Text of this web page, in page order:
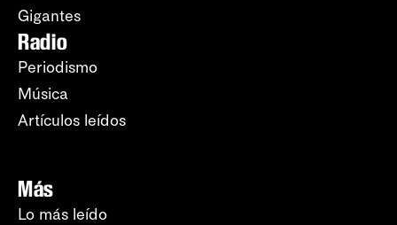
Gigantes
Radio
Periodismo
Música
Artículos leídos
Más
Lo más leído